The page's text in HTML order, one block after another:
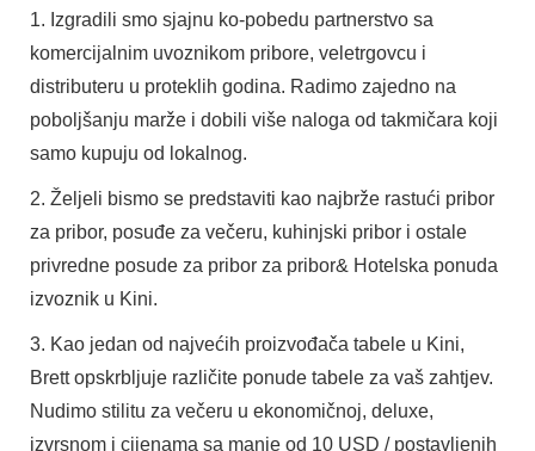
1. Izgradili smo sjajnu ko-pobedu partnerstvo sa
komercijalnim uvoznikom pribore, veletrgovcu i
distributeru u proteklih godina. Radimo zajedno na
poboljšanju marže i dobili više naloga od takmičara koji
samo kupuju od lokalnog.
2. Željeli bismo se predstaviti kao najbrže rastući pribor
za pribor, posuđe za večeru, kuhinjski pribor i ostale
privredne posude za pribor za pribor& Hotelska ponuda
izvoznik u Kini.
3. Kao jedan od najvećih proizvođača tabele u Kini,
Brett opskrbljuje različite ponude tabele za vaš zahtjev.
Nudimo stilitu za večeru u ekonomičnoj, deluxe,
izvrsnom i cijenama sa manje od 10 USD / postavljenih